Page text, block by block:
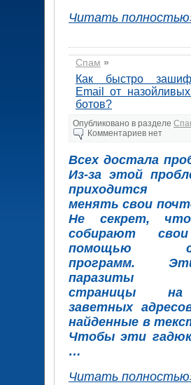
Читать
Спам »
Как быстро
Email от
ботов?
Опубликовано в разделе
Комментариев нет
Всех достала
Из-за этой
приходится
менять свои
Не секрет,
собирают
помощью
программ.
паразиты
страницы на
заветных
найденные в
Чтобы эти
…
Читать